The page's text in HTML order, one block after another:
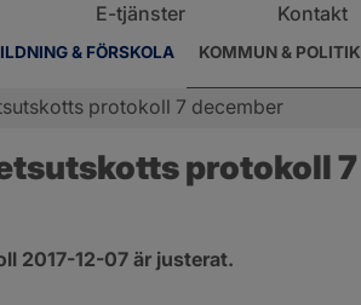
& FÖRSKOLA KOMMUN & POLITIK
E-tjänster Kontakt
protokoll 7 december
protokoll 7
2017-12-07 är justerat.